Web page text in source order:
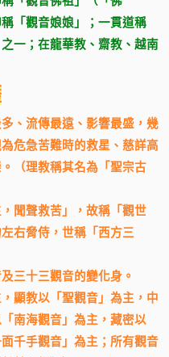
「觀音娘娘」；一貫道稱
一；在龍華教、齋教、越南
、流傳最遠、影響最盛，幾
危急苦難時的救星、慈詳高
（理教稱其名為「聖宗古
聞聲救苦」，故稱「觀世
右脅侍，世稱「西方三
三十三觀音的變化身。
顯教以「聖觀音」為主，中
南海觀音」為主，藏密以
千手觀音」為主；所有觀音